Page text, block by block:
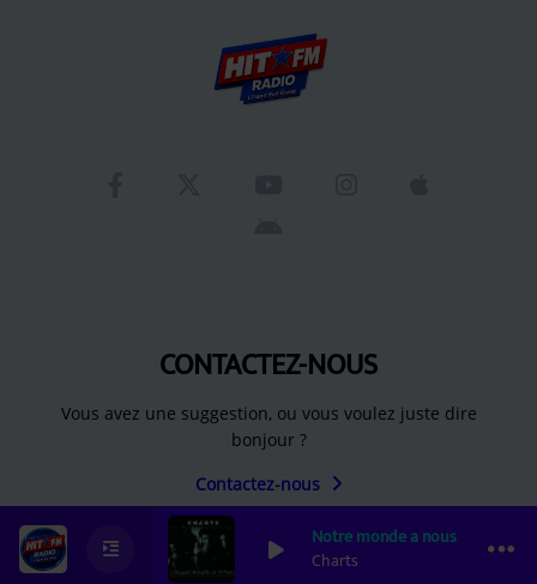
Notre monde a nous
Charts
CONTACTEZ-NOUS
Vous avez une suggestion, ou vous voulez juste dire
bonjour ?
Contactez-nous